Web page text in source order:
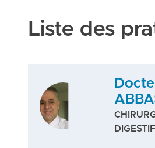
Liste des
DIGESTIF